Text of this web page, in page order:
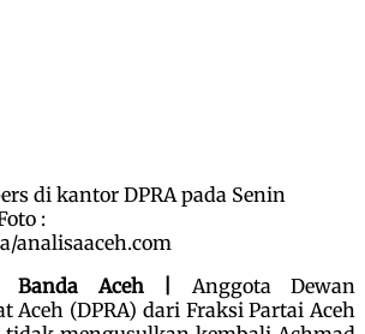
di kantor DPRA pada Senin
:
analisaaceh.com
Banda Aceh |
Anggota Dewan
Aceh (DPRA) dari Fraksi Partai Aceh